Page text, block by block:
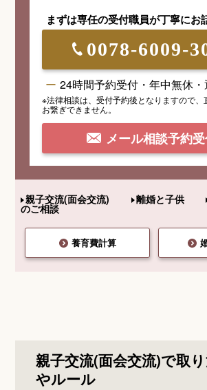
まずは専任の受付職員が丁寧にお
0078-6009-
24時間予約受付・年中無休
※法律相談は、受付予約後となりますので、
お繋ぎできません。
メール相談予約
親子交流(面会交流)
のご相談
離婚と子供
養育費計算
親子交流(面会交流)で取
やルール